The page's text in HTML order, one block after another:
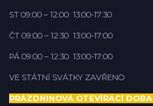
ST 09:00 – 12:00 13:00-17:30
ČT 09:00 – 12:30 13:00-17:00
PÁ 09:00 – 12:30 13:00-17:00
VE STÁTNÍ SVÁTKY ZAVŘENO
PRÁZDNINOVÁ OTEVÍRACÍ DOBA